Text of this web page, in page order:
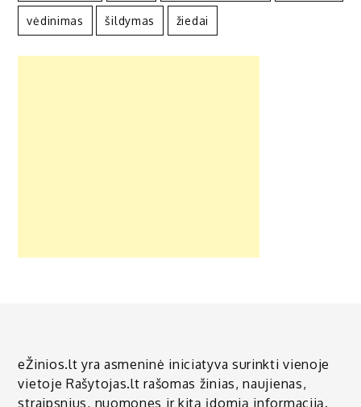
vėdinimas šildymas žiedai
eŽinios.lt yra asmeninė iniciatyva surinkti vienoje
vietoje Rašytojas.lt rašomas žinias, naujienas,
straipsnius, nuomones ir kitą įdomią informaciją.